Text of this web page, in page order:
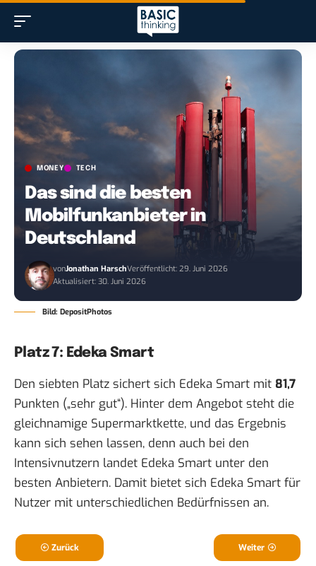
MONEY TECH
Das sind die besten
Mobilfunkanbieter in
Deutschland
vonJonathan HarschVeröffentlicht: 29. Juni 2026
Aktualisiert: 30. Juni 2026
Bild: DepositPhotos
Platz 7: Edeka Smart
Den siebten Platz sichert sich Edeka Smart mit 81,7
Punkten („sehr gut“). Hinter dem Angebot steht die
gleichnamige Supermarktkette, und das Ergebnis
kann sich sehen lassen, denn auch bei den
Intensivnutzern landet Edeka Smart unter den
besten Anbietern. Damit bietet sich Edeka Smart für
Nutzer mit unterschiedlichen Bedürfnissen an.
Zurück Weiter